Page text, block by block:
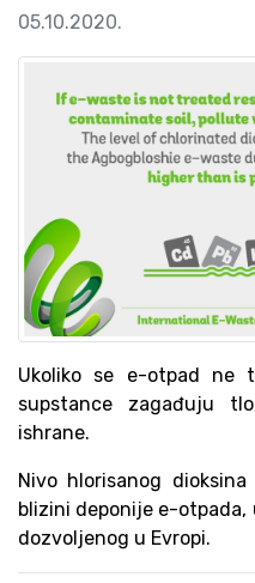
05.10.2020.
Ukoliko se e-otpad ne
supstance zagađuju
ishrane.
Nivo hlorisanog
blizini deponije e-otpada,
dozvoljenog u Evropi.